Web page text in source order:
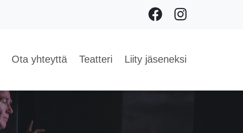
FacebookInstagram
Ota yhteyttä Teatteri Liity jäseneksi